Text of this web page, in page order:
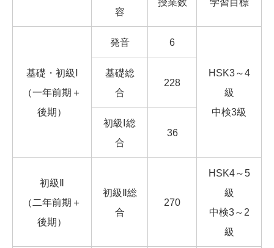
容
基礎・初級Ⅰ
（一年前期＋
後期）
発音 6
HSK3～4
級
中検3級
基礎総
合
228
初級Ⅰ総
合
36
初級Ⅱ
（二年前期＋
後期）
初級Ⅱ総
合
270
HSK4～5
級
中検3～2
級